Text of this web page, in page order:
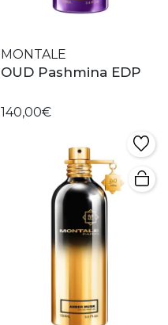
MONTALE
OUD Pashmina EDP
140,00€